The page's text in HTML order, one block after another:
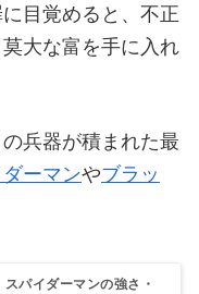
目覚めると、不正
大な富を手に入れ
兵器が積まれた最
ーマンやブラッ
スパイダーマンの強さ・